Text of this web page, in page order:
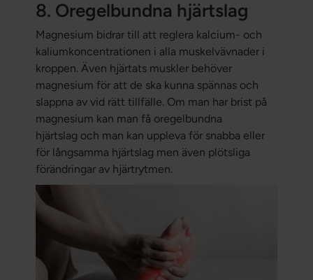
8. Oregelbundna hjärtslag
Magnesium bidrar till att reglera kalcium- och
kaliumkoncentrationen i alla muskelvävnader i
kroppen. Även hjärtats muskler behöver
magnesium för att de ska kunna spännas och
slappna av vid rätt tillfälle. Om man har brist på
magnesium kan man få oregelbundna
hjärtslag och man kan uppleva för snabba eller
för långsamma hjärtslag men även plötsliga
förändringar av hjärtrytmen.